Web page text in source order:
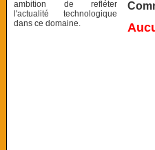
ambition de refléter
l'actualité technologique
dans ce domaine.